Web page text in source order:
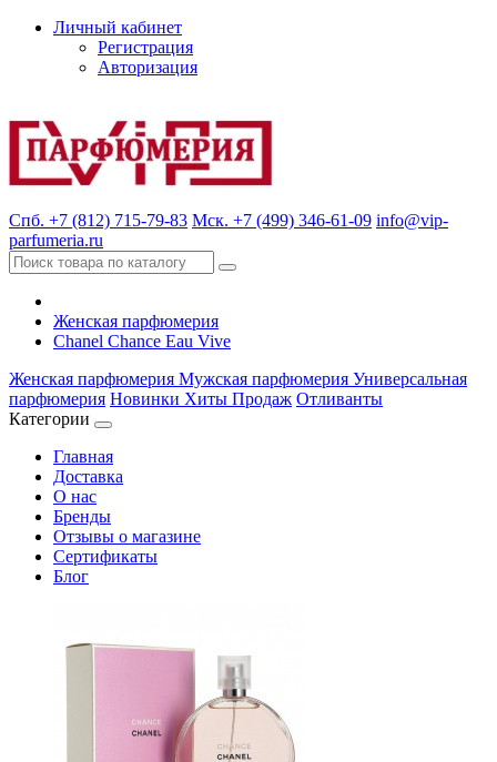
Личный кабинет
Регистрация
Авторизация
Спб. +7 (812) 715-79-83 Мск. +7 (499) 346-61-09 info@vip-
parfumeria.ru
Женская парфюмерия
Chanel Chance Eau Vive
Женская парфюмерия Мужская парфюмерия Универсальная
парфюмерия Новинки Хиты Продаж Отливанты
Категории
Главная
Доставка
О нас
Бренды
Отзывы о магазине
Сертификаты
Блог